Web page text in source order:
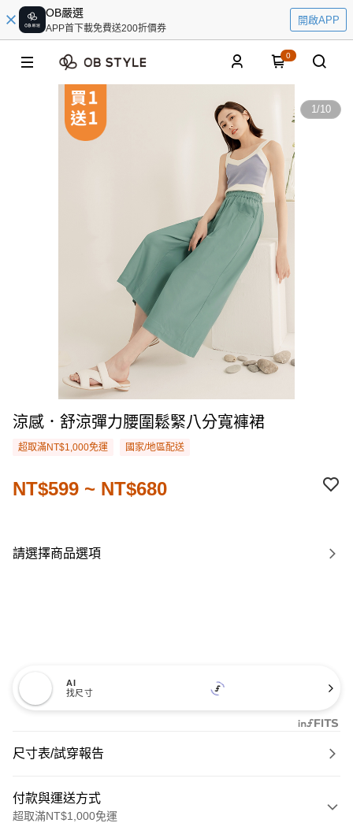
OB嚴選
APP首下載免費送200折價券
開啟APP
0
1/10
涼感．舒涼彈力腰圍鬆緊八分寬褲裙
超取滿NT$1,000免運 國家/地區配送
NT$599 ~ NT$680
請選擇商品選項
AI
找尺寸
尺寸表/試穿報告
付款與運送方式
超取滿NT$1,000免運